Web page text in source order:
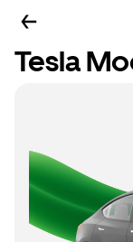
Tesla